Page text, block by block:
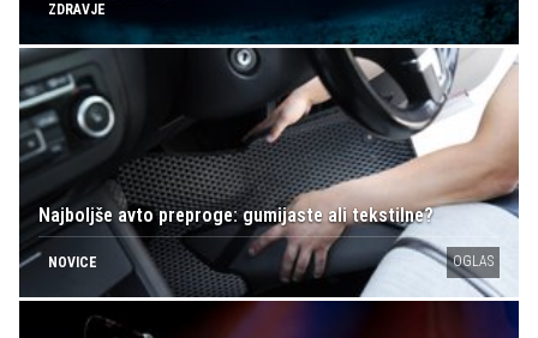
ZDRAVJE
Najboljše avto preproge: gumijaste ali tekstilne?
NOVICE OGLAS